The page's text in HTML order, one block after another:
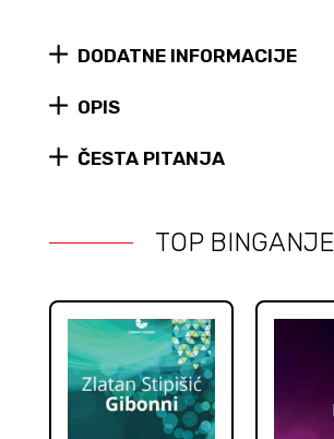
LP)
DODATNE INFORMACIJE
OPIS
ČESTA PITANJA
TOP BINGANJE